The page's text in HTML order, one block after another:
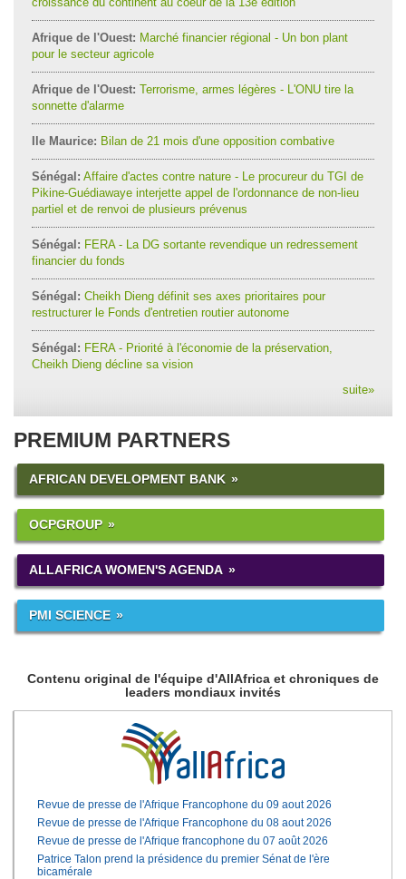
Afrique de l'Ouest: Marché financier régional - Un bon plant
pour le secteur agricole
Afrique de l'Ouest: Terrorisme, armes légères - L'ONU tire la
sonnette d'alarme
Ile Maurice: Bilan de 21 mois d'une opposition combative
Sénégal: Affaire d'actes contre nature - Le procureur du TGI de
Pikine-Guédiawaye interjette appel de l'ordonnance de non-lieu
partiel et de renvoi de plusieurs prévenus
Sénégal: FERA - La DG sortante revendique un redressement
financier du fonds
Sénégal: Cheikh Dieng définit ses axes prioritaires pour
restructurer le Fonds d'entretien routier autonome
Sénégal: FERA - Priorité à l'économie de la préservation,
Cheikh Dieng décline sa vision
suite»
PREMIUM PARTNERS
AFRICAN DEVELOPMENT BANK
OCPGROUP
ALLAFRICA WOMEN'S AGENDA
PMI SCIENCE
Contenu original de l'équipe d'AllAfrica et chroniques de
leaders mondiaux invités
Revue de presse de l'Afrique Francophone du 09 aout 2026
Revue de presse de l'Afrique Francophone du 08 aout 2026
Revue de presse de l'Afrique francophone du 07 août 2026
Patrice Talon prend la présidence du premier Sénat de l'ère
bicamérale